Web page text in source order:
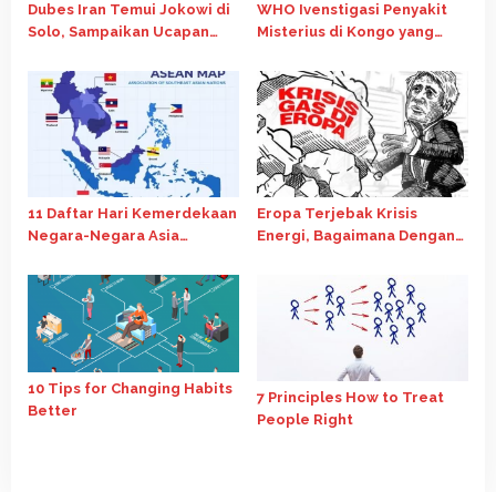
Dubes Iran Temui Jokowi di
Solo, Sampaikan Ucapan
wafatnya Ayatollah Ali
Khamene
WHO Ivenstigasi Penyakit
Misterius di Kongo yang
11 Daftar Hari Kemerdekaan
Negara-Negara Asia
Eropa Terjebak Krisis
Energi, Bagaimana Dengan
10 Tips for Changing Habits
Better
7 Principles How to Treat
People Right